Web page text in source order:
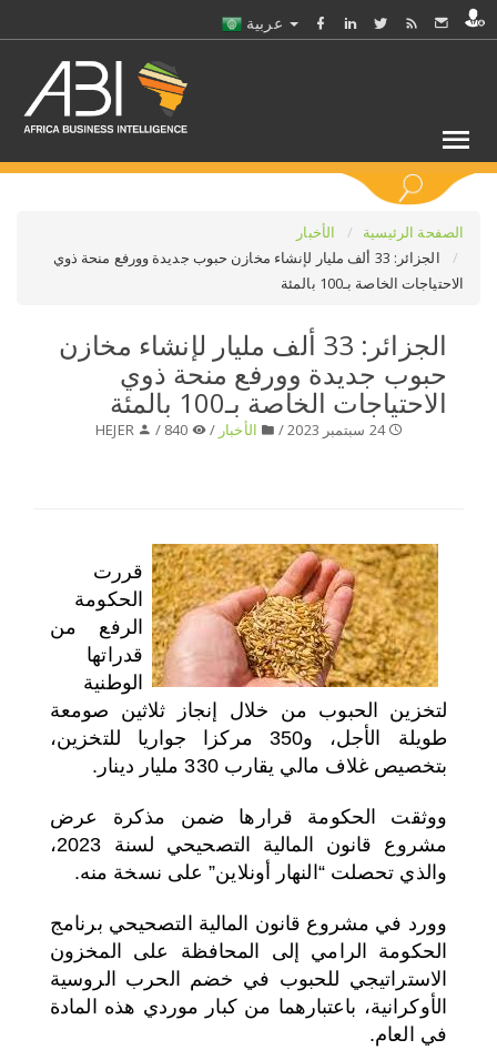
حدد ملفا
الصفحة الرئيسية
الأخبار
الجزائر: 33 ألف مليار لإنشاء مخازن حبوب جديدة وورفع منحة ذوي
الاحتياجات الخاصة بـ100 بالمئة
الجزائر: 33 ألف مليار لإنشاء مخازن
حبوب جديدة وورفع منحة ذوي
الاحتياجات الخاصة بـ100 بالمئة
24 سبتمبر 2023 / الأخبار /
HEJER
قررت
الحكومة
الرفع من
قدراتها
الوطنية
لتخزين الحبوب من خلال إنجاز ثلاثين صومعة
طويلة الأجل، و350 مركزا جواريا للتخزين،
بتخصيص غلاف مالي يقارب 330 مليار دينار.
ووثقت الحكومة قرارها ضمن مذكرة عرض
مشروع قانون المالية التصحيحي لسنة 2023،
والذي تحصلت “النهار أونلاين” على نسخة منه.
وورد في مشروع قانون المالية التصحيحي برنامج
الحكومة الرامي إلى المحافظة على المخزون
الاستراتيجي للحبوب في خضم الحرب الروسية
الأوكرانية، باعتبارهما من كبار موردي هذه المادة
في العام.